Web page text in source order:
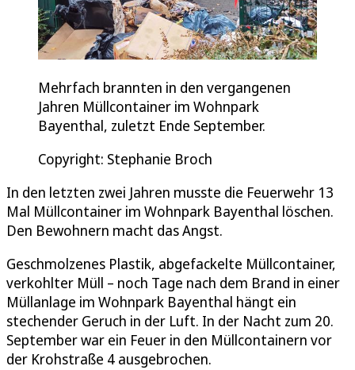
Mehrfach brannten in den vergangenen
Jahren Müllcontainer im Wohnpark
Bayenthal, zuletzt Ende September.
Copyright: Stephanie Broch
In den letzten zwei Jahren musste die Feuerwehr 13
Mal Müllcontainer im Wohnpark Bayenthal löschen.
Den Bewohnern macht das Angst.
Geschmolzenes Plastik, abgefackelte Müllcontainer,
verkohlter Müll – noch Tage nach dem Brand in einer
Müllanlage im Wohnpark Bayenthal hängt ein
stechender Geruch in der Luft. In der Nacht zum 20.
September war ein Feuer in den Müllcontainern vor
der Krohstraße 4 ausgebrochen.